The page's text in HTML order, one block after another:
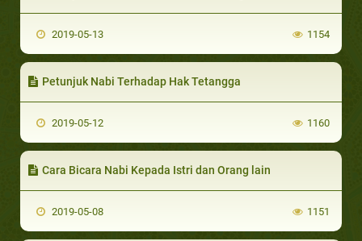
2019-05-13 1154
Petunjuk Nabi Terhadap Hak Tetangga
2019-05-12 1160
Cara Bicara Nabi Kepada Istri dan Orang lain
2019-05-08 1151